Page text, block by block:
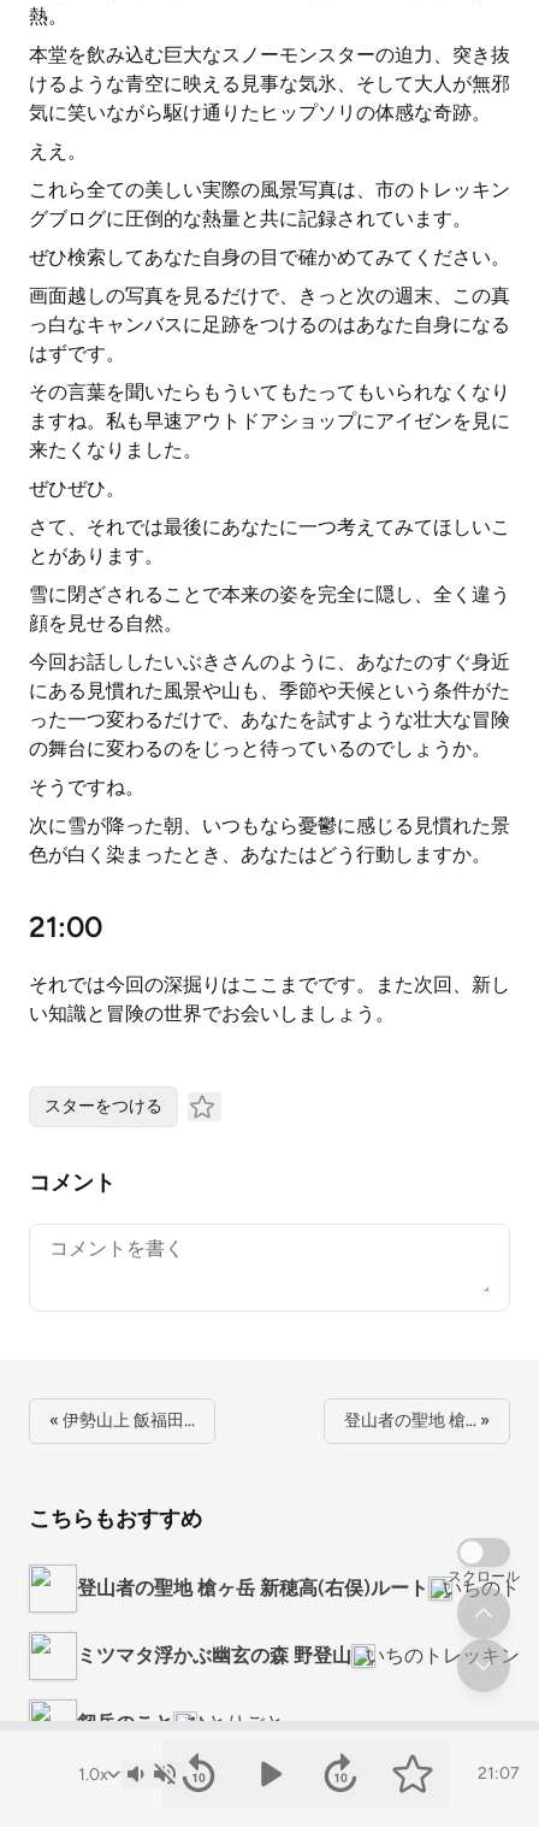
熱。
本堂を飲み込む巨大なスノーモンスターの迫力、突き抜
けるような青空に映える見事な気氷、そして大人が無邪
気に笑いながら駆け通りたヒップソリの体感な奇跡。
ええ。
これら全ての美しい実際の風景写真は、市のトレッキン
グブログに圧倒的な熱量と共に記録されています。
ぜひ検索してあなた自身の目で確かめてみてください。
画面越しの写真を見るだけで、きっと次の週末、この真
っ白なキャンバスに足跡をつけるのはあなた自身になる
はずです。
その言葉を聞いたらもういてもたってもいられなくなり
ますね。私も早速アウトドアショップにアイゼンを見に
来たくなりました。
ぜひぜひ。
さて、それでは最後にあなたに一つ考えてみてほしいこ
とがあります。
雪に閉ざされることで本来の姿を完全に隠し、全く違う
顔を見せる自然。
今回お話ししたいぶきさんのように、あなたのすぐ身近
にある見慣れた風景や山も、季節や天候という条件がた
った一つ変わるだけで、あなたを試すような壮大な冒険
の舞台に変わるのをじっと待っているのでしょうか。
そうですね。
次に雪が降った朝、いつもなら憂鬱に感じる見慣れた景
色が白く染まったとき、あなたはどう行動しますか。
21:00
それでは今回の深掘りはここまでです。また次回、新し
い知識と冒険の世界でお会いしましょう。
21:07
スターをつける
コメント
Your comment
« 伊勢山上 飯福田… 登山者の聖地 槍… »
こちらもおすすめ
登山者の聖地 槍ヶ岳 新穂高(右俣)ルート いちのト
ミツマタ浮かぶ幽玄の森 野登山 いちのトレッキン
剱岳のこと ひとりごと。
背比べに負けた尾張富士の山頂に小石を届けよう！
スクロール